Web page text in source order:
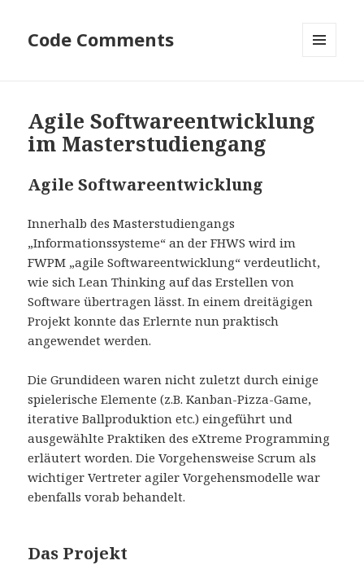
Code Comments
Agile Softwareentwicklung
im Masterstudiengang
Agile Softwareentwicklung
Innerhalb des Masterstudiengangs
„Informationssysteme“ an der FHWS wird im
FWPM „agile Softwareentwicklung“ verdeutlicht,
wie sich Lean Thinking auf das Erstellen von
Software übertragen lässt. In einem dreitägigen
Projekt konnte das Erlernte nun praktisch
angewendet werden.
Die Grundideen waren nicht zuletzt durch einige
spielerische Elemente (z.B. Kanban-Pizza-Game,
iterative Ballproduktion etc.) eingeführt und
ausgewählte Praktiken des eXtreme Programming
erläutert worden. Die Vorgehensweise Scrum als
wichtiger Vertreter agiler Vorgehensmodelle war
ebenfalls vorab behandelt.
Das Projekt